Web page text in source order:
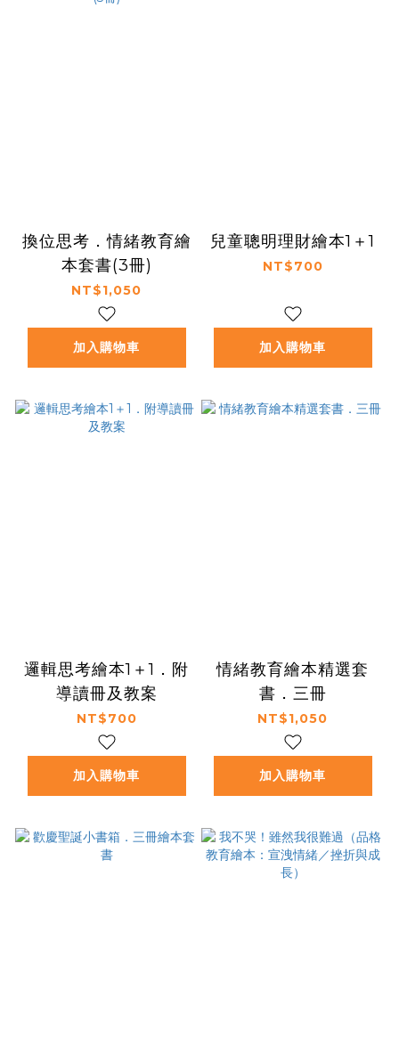
換位思考．情緒教育繪
本套書(3冊)
NT$1,050
加入購物車
兒童聰明理財繪本1＋1
NT$700
加入購物車
邏輯思考繪本1＋1．附
導讀冊及教案
NT$700
加入購物車
情緒教育繪本精選套
書．三冊
NT$1,050
加入購物車